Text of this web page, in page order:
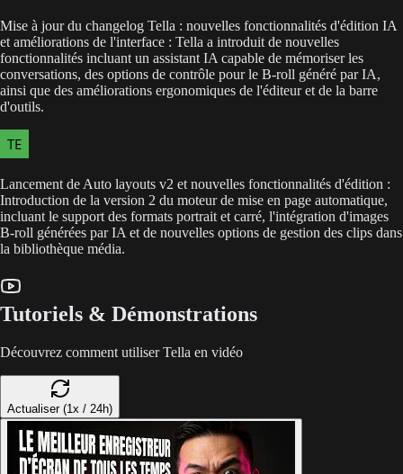
Mise à jour du changelog Tella : nouvelles fonctionnalités d'édition IA
et améliorations de l'interface : Tella a introduit de nouvelles
fonctionnalités incluant un assistant IA capable de mémoriser les
conversations, des options de contrôle pour le B-roll généré par IA,
ainsi que des améliorations ergonomiques de l'éditeur et de la barre
d'outils.
Lancement de Auto layouts v2 et nouvelles fonctionnalités d'édition :
Introduction de la version 2 du moteur de mise en page automatique,
incluant le support des formats portrait et carré, l'intégration d'images
B-roll générées par IA et de nouvelles options de gestion des clips dans
la bibliothèque média.
Tutoriels & Démonstrations
Découvrez comment utiliser Tella en vidéo
Actualiser (1x / 24h)